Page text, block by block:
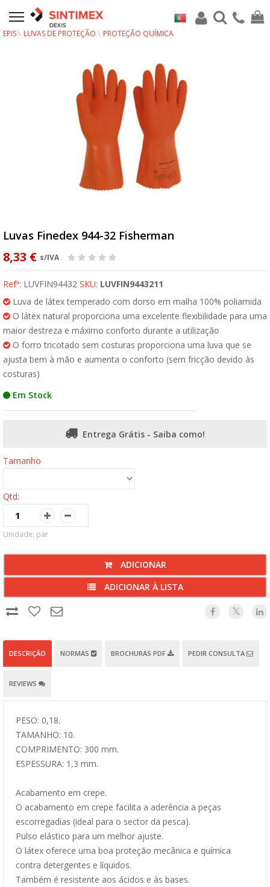
EPIS LUVAS DE PROTEÇÃO PROTEÇÃO QUÍMICA
Luvas Finedex 944-32 Fisherman
8,33 € s/IVA
Refª: LUVFIN94432 SKU: LUVFIN9443211
Luva de látex temperado com dorso em malha 100% poliamida
O látex natural proporciona uma excelente flexibilidade para uma
maior destreza e máximo conforto durante a utilização
O forro tricotado sem costuras proporciona uma luva que se
ajusta bem à mão e aumenta o conforto (sem fricção devido às
costuras)
Em Stock
Entrega Grátis - Saiba como!
Tamanho
Qtd:
Unidade: par
ADICIONAR
ADICIONAR À LISTA
DESCRIÇÃO NORMAS BROCHURAS PDF PEDIR CONSULTA
REVIEWS
PESO: 0,18.
TAMANHO: 10.
COMPRIMENTO: 300 mm.
ESPESSURA: 1,3 mm.
Acabamento em crepe.
O acabamento em crepe facilita a aderência a peças
escorregadias (ideal para o sector da pesca).
Pulso elástico para um melhor ajuste.
O látex oferece uma boa proteção mecânica e química
contra detergentes e líquidos.
Também é resistente aos ácidos e às bases.